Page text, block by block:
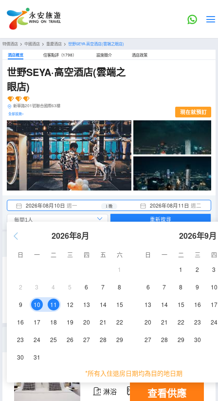
特價酒店 > 中國酒店 > 重慶酒店 > 世野SEYA·高空酒店(雲端之眼店)
酒店概览 住客點評（1798） 設施簡介 酒店政策
世野SEYA·高空酒店(雲端之
眼店)
新華路201號聯合國際63樓
全部設施> 現在就預訂
2026年08月10日 週一 2026年08月11日 週二
1 晚
2026年8月
日 一 二 三 四 五
六
1
2 3 4 5 6 7 8
9 10 11 12 13 14 15
16 17 18 19 20 21 22
23 24 25 26 27 28 29
30 31
2026年9月
日 一 二 三
四
1
2 3
6 7 8 9 10
13 14 15 16 17
20 21 22 23 24
27 28 29 30
*所有入住退房日期均為目的地日期
重新搜尋
空調
特惠江景大床房
28㎡ 62-63層
淋浴 冰箱查看供應